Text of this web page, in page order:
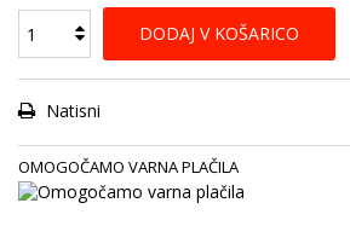
DODAJ V KOŠARICO
Natisni
OMOGOČAMO VARNA PLAČILA